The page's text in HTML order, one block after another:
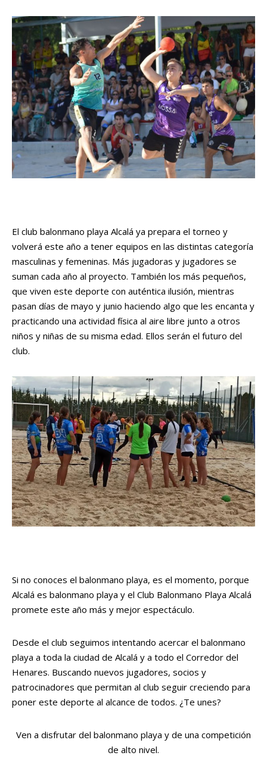
El club balonmano playa Alcalá ya prepara el torneo y
volverá este año a tener equipos en las distintas categoría
masculinas y femeninas. Más jugadoras y jugadores se
suman cada año al proyecto. También los más pequeños,
que viven este deporte con auténtica ilusión, mientras
pasan días de mayo y junio haciendo algo que les encanta y
practicando una actividad física al aire libre junto a otros
niños y niñas de su misma edad. Ellos serán el futuro del
club.
Si no conoces el balonmano playa, es el momento, porque
Alcalá es balonmano playa y el Club Balonmano Playa Alcalá
promete este año más y mejor espectáculo.
Desde el club seguimos intentando acercar el balonmano
playa a toda la ciudad de Alcalá y a todo el Corredor del
Henares. Buscando nuevos jugadores, socios y
patrocinadores que permitan al club seguir creciendo para
poner este deporte al alcance de todos. ¿Te unes?
Ven a disfrutar del balonmano playa y de una competición
de alto nivel.